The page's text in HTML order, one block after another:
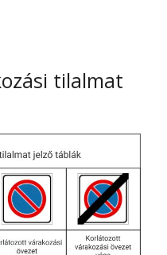
tilalmat